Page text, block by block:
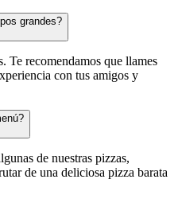
grandes?
Te recomendamos que llames
con tus amigos y
de nuestras pizzas,
de una deliciosa pizza barata